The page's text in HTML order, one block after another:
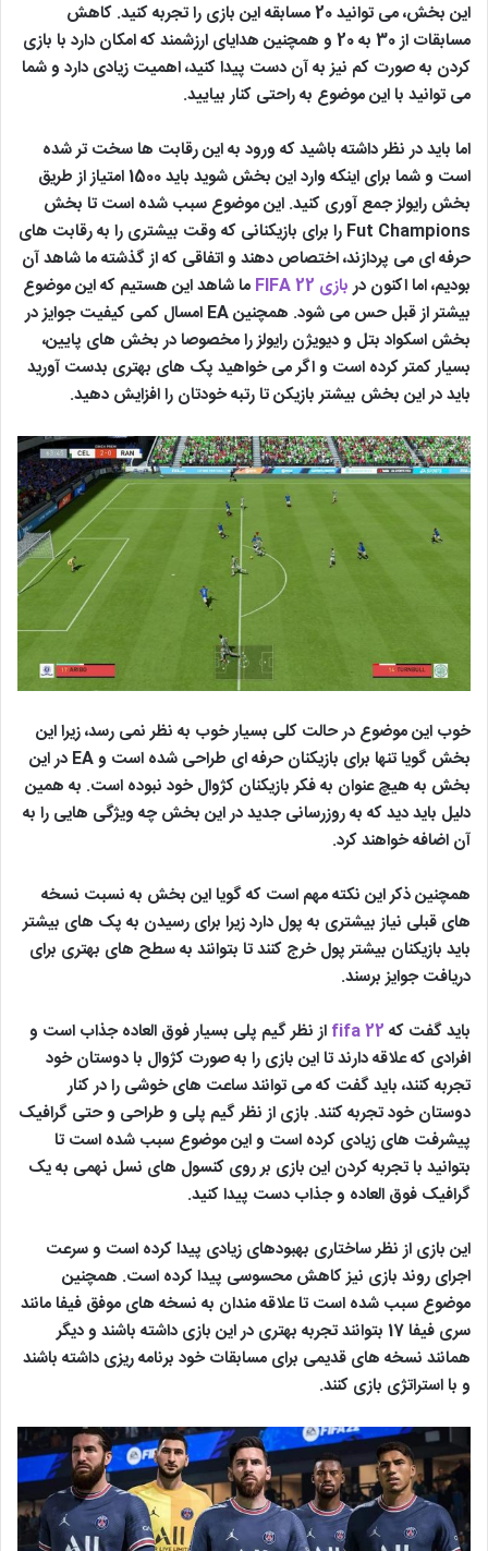
این بخش، می توانید 20 مسابقه این بازی را تجربه کنید. کاهش
مسابقات از 30 به 20 و همچنین هدایای ارزشمند که امکان دارد با بازی
کردن به صورت کم نیز به آن دست پیدا کنید، اهمیت زیادی دارد و شما
می توانید با این موضوع به راحتی کنار بیایید.
اما باید در نظر داشته باشید که ورود به این رقابت ها سخت تر شده
است و شما برای اینکه وارد این بخش شوید باید 1500 امتیاز از طریق
بخش رایولز جمع آوری کنید. این موضوع سبب شده است تا بخش
Fut Champions را برای بازیکنانی که وقت بیشتری را به رقابت های
حرفه ای می پردازند، اختصاص دهند و اتفاقی که از گذشته ما شاهد آن
بودیم، اما اکنون دربازی FIFA 22
ما شاهد این هستیم که این موضوع
بیشتر از قبل حس می شود. همچنین EA امسال کمی کیفیت جوایز در
بخش اسکواد بتل و دیویژن رایولز را مخصوصا در بخش های پایین،
بسیار کمتر کرده است و اگر می خواهید پک های بهتری بدست آورید
باید در این بخش بیشتر بازیکن تا رتبه خودتان را افزایش دهید.
خوب این موضوع در حالت کلی بسیار خوب به نظر نمی رسد، زیرا این
بخش گویا تنها برای بازیکنان حرفه ای طراحی شده است و EA در این
بخش به هیچ عنوان به فکر بازیکنان کژوال خود نبوده است. به همین
دلیل باید دید که به روزرسانی جدید در این بخش چه ویژگی هایی را به
آن اضافه خواهند کرد.
همچنین ذکر این نکته مهم است که گویا این بخش به نسبت نسخه
های قبلی نیاز بیشتری به پول دارد زیرا برای رسیدن به پک های بیشتر
باید بازیکنان بیشتر پول خرج کنند تا بتوانند به سطح های بهتری برای
دریافت جوایز برسند.
باید گفت که fifa 22 از نظر گیم پلی بسیار فوق العاده جذاب است و
افرادی که علاقه دارند تا این بازی را به صورت کژوال با دوستان خود
تجربه کنند، باید گفت که می توانند ساعت های خوشی را در کنار
دوستان خود تجربه کنند. بازی از نظر گیم پلی و طراحی و حتی گرافیک
پیشرفت های زیادی کرده است و این موضوع سبب شده است تا
بتوانید با تجربه کردن این بازی بر روی کنسول های نسل نهمی به یک
گرافیک فوق العاده و جذاب دست پیدا کنید.
این بازی از نظر ساختاری بهبودهای زیادی پیدا کرده است و سرعت
اجرای روند بازی نیز کاهش محسوسی پیدا کرده است. همچنین
موضوع سبب شده است تا علاقه مندان به نسخه های موفق فیفا مانند
سری فیفا 17 بتوانند تجربه بهتری در این بازی داشته باشند و دیگر
همانند نسخه های قدیمی برای مسابقات خود برنامه ریزی داشته باشند
و با استراتژی بازی کنند.